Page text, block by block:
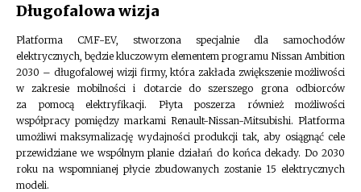
Długofalowa wizja
Platforma CMF-EV, stworzona specjalnie dla samochodów
elektrycznych, będzie kluczowym elementem programu Nissan Ambition
2030 – długofalowej wizji firmy, która zakłada zwiększenie możliwości
w zakresie mobilności i dotarcie do szerszego grona odbiorców
za pomocą elektryfikacji. Płyta poszerza również możliwości
współpracy pomiędzy markami Renault-Nissan-Mitsubishi. Platforma
umożliwi maksymalizację wydajności produkcji tak, aby osiągnąć cele
przewidziane we wspólnym planie działań do końca dekady. Do 2030
roku na wspomnianej płycie zbudowanych zostanie 15 elektrycznych
modeli.